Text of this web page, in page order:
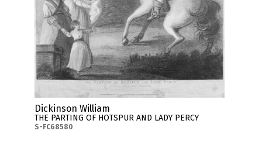
Dickinson William
THE PARTING OF HOTSPUR AND LADY PERCY
S-FC68580